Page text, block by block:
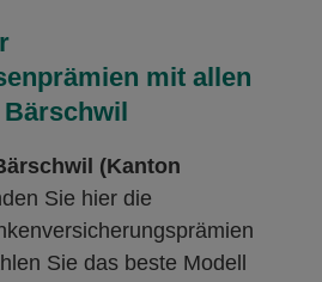
mit allen
(Kanton
Sie hier die
Sie das beste Modell